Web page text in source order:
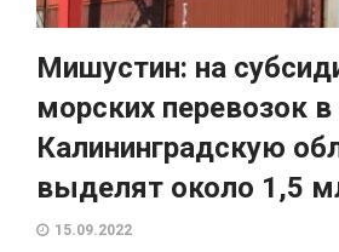
Мишустин: на
морских перевозок в
Калининградскую
выделят около 1,5
15.09.2022